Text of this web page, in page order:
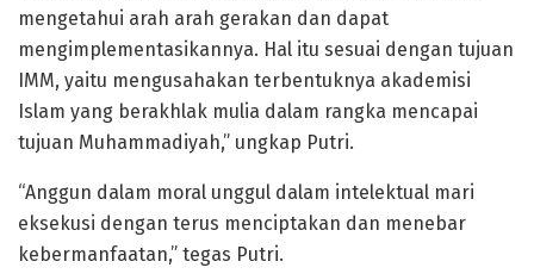
mengetahui arah arah gerakan dan dapat
mengimplementasikannya. Hal itu sesuai dengan tujuan
IMM, yaitu mengusahakan terbentuknya akademisi
Islam yang berakhlak mulia dalam rangka mencapai
tujuan Muhammadiyah,” ungkap Putri.
“Anggun dalam moral unggul dalam intelektual mari
eksekusi dengan terus menciptakan dan menebar
kebermanfaatan,” tegas Putri.